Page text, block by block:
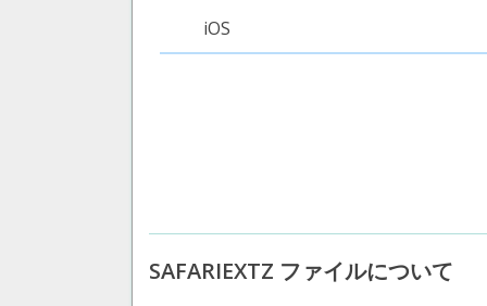
iOS
SAFARIEXTZ ファイルについて